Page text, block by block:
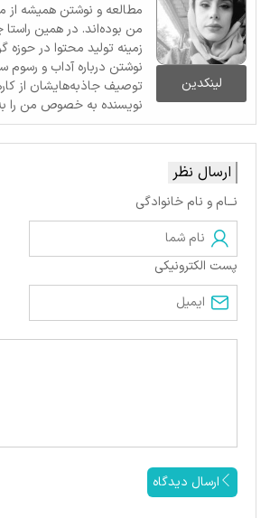
لینکدین
مطالعه و نوشتن همیشه از
من بوده‌اند. در همین
زمینه تولید محتوا در
نوشتن درباره آداب و رسوم
توصیف جاذبه‌هایشان از
نویسنده به خصوص من را
ارسال نظر
نــام و نام خانوادگی
پست الکترونیکی
ارسال دیدگاه